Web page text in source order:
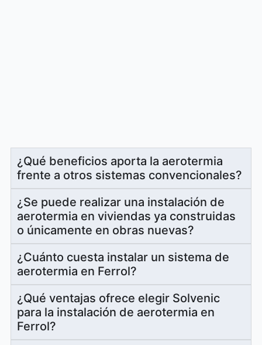
¿Qué beneficios aporta la aerotermia
frente a otros sistemas convencionales?
¿Se puede realizar una instalación de
aerotermia en viviendas ya construidas
o únicamente en obras nuevas?
¿Cuánto cuesta instalar un sistema de
aerotermia en Ferrol?
¿Qué ventajas ofrece elegir Solvenic
para la instalación de aerotermia en
Ferrol?